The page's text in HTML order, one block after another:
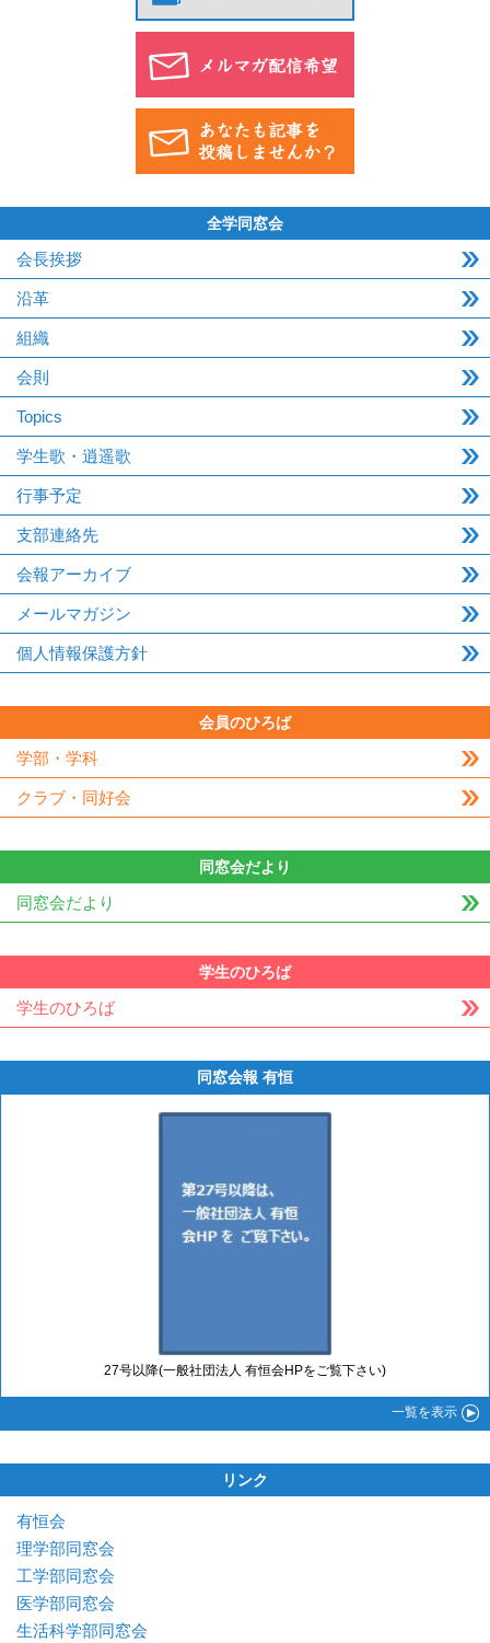
全学同窓会
会長挨拶
沿革
組織
会則
Topics
学生歌・逍遥歌
行事予定
支部連絡先
会報アーカイブ
メールマガジン
個人情報保護方針
会員のひろば
学部・学科
クラブ・同好会
同窓会だより
同窓会だより
学生のひろば
学生のひろば
同窓会報 有恒
27号以降(一般社団法人 有恒会HPをご覧下さい)
一覧を表示
リンク
有恒会
理学部同窓会
工学部同窓会
医学部同窓会
生活科学部同窓会